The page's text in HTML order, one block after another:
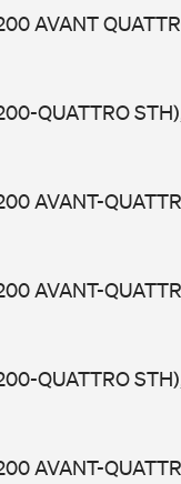
AVANT
QUATTRO
AVANT-
AVANT-
QUATTRO
AVANT-